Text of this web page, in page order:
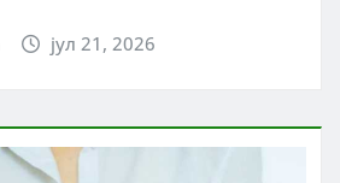
јул 21, 2026